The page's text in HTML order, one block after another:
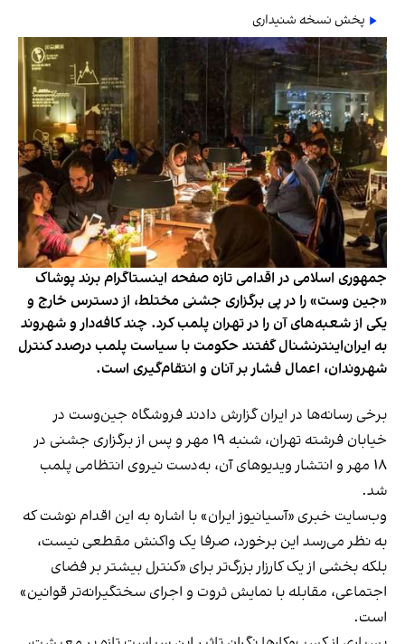
پخش نسخه شنیداری
جمهوری اسلامی در اقدامی تازه صفحه اینستاگرام برند پوشاک
«جین وست» را در پی برگزاری جشنی مختلط، از دسترس خارج و
یکی از شعبه‌های آن را در تهران پلمب کرد. چند کافه‌‌دار و شهروند
به ایران‌اینترنشنال گفتند حکومت با سیاست پلمب درصدد کنترل
شهروندان، اعمال فشار بر آنان و انتقام‌گیری است.
برخی رسانه‌ها در ایران گزارش دادند فروشگاه جین‌وست در
خیابان فرشته تهران، شنبه ۱۹ مهر و پس از برگزاری جشنی در
۱۸ مهر و انتشار ویدیوهای آن، به‌دست نیروی انتظامی پلمب
شد.
وب‌سایت خبری «آسیانیوز ایران» با اشاره به این اقدام نوشت که
به نظر می‌رسد این برخورد، صرفا یک واکنش مقطعی نیست،
بلکه بخشی از یک کارزار بزرگ‌تر برای «کنترل بیشتر بر فضای
اجتماعی، مقابله با نمایش ثروت و اجرای سختگیرانه‌تر قوانین»
است.